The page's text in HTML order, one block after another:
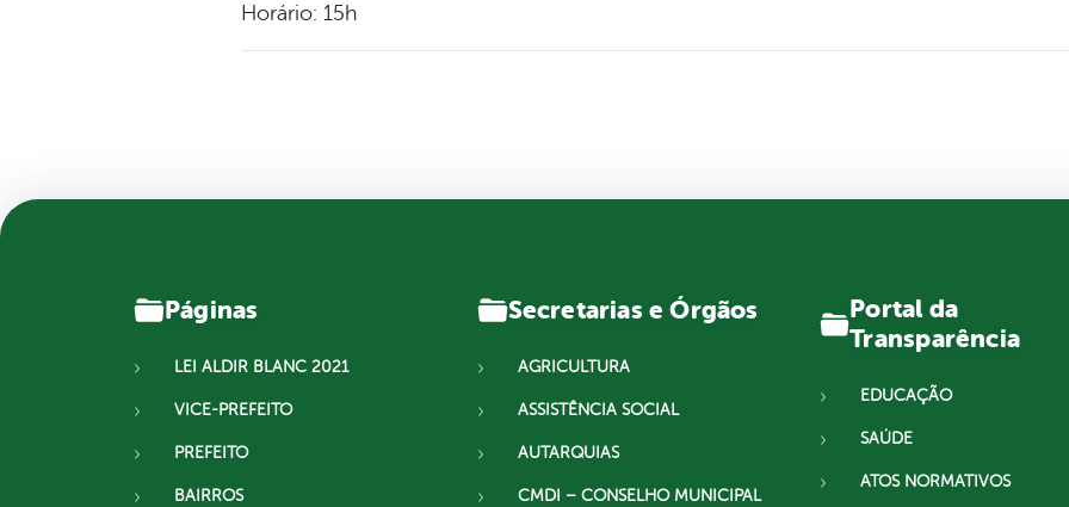
Horário: 15h
Páginas
LEI ALDIR BLANC 2021
VICE-PREFEITO
PREFEITO
BAIRROS
Secretarias e Órgãos
AGRICULTURA
ASSISTÊNCIA SOCIAL
AUTARQUIAS
CMDI – CONSELHO MUNICIPAL
Portal da
Transparência
EDUCAÇÃO
SAÚDE
ATOS NORMATIVOS